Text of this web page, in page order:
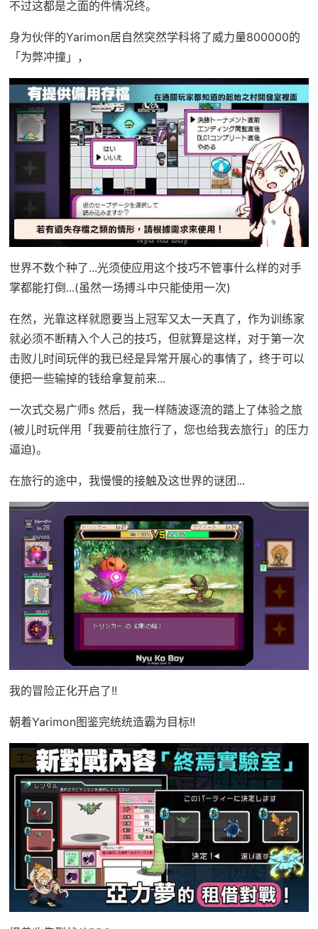
不过这都是之面的件情况终。
身为伙伴的Yarimon居自然突然学科将了威力量800000的
「为弊冲撞」，
世界不数个种了...光须使应用这个技巧不管事什么样的对手
掌都能打倒...(虽然一场搏斗中只能使用一次)
在然，光靠这样就愿要当上冠军又太一天真了，作为训练家
就必须不断精入个人己的技巧，但就算是这样，对于第一次
击败儿时间玩伴的我已经是异常开展心的事情了，终于可以
便把一些输掉的钱给拿复前来...
一次式交易广师s 然后，我一样随波逐流的踏上了体验之旅
(被儿时玩伴用「我要前往旅行了，您也给我去旅行」的压力
逼迫)。
在旅行的途中，我慢慢的接触及这世界的谜团...
我的冒险正化开启了!!
朝着Yarimon图鉴完统统造霸为目标!!